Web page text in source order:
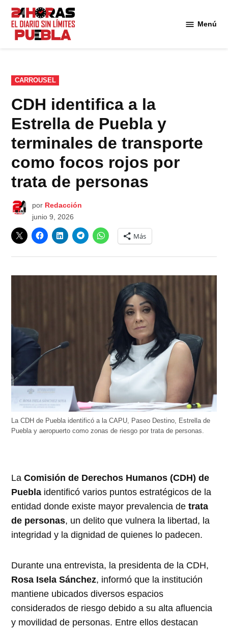
Saltar
contenido
Menú
PUBLICADO
EN
CARROUSEL
CDH identifica a la
Estrella de Puebla y
terminales de transporte
como focos rojos por
trata de personas
por Redacción
junio 9, 2026
Más
La CDH de Puebla identificó a la CAPU, Paseo Destino, Estrella de
Puebla y aeropuerto como zonas de riesgo por trata de personas.
LaComisión de Derechos Humanos (CDH) de
Puebla identificó varios puntos estratégicos de la
entidad donde existe mayor prevalencia detrata
de personas, un delito que vulnera la libertad, la
integridad y la dignidad de quienes lo padecen.
Durante una entrevista, la presidenta de la CDH,
Rosa Isela Sánchez, informó que la institución
mantiene ubicados diversos espacios
considerados de riesgo debido a su alta afluencia
y movilidad de personas. Entre ellos destacan